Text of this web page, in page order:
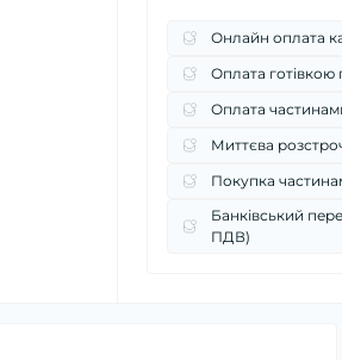
Онлайн оплата
Оплата готівкою
Оплата
Миттєва
Покупка
Банківський
ПДВ)